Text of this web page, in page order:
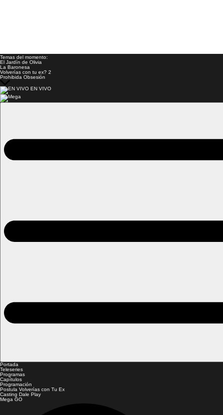
Temas del momento:
El Jardín de Olivia
La Baronesa
Volverías con tu ex? 2
Prohibida Obsesión
EN VIVO
Portada
Teleseries
Programas
Capítulos
Programación
Postula Volverías con Tu Ex
Casting Dale Play
Mega GO